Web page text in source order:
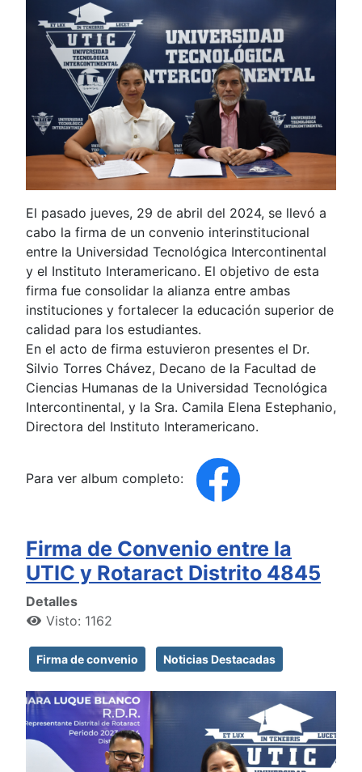
El pasado jueves, 29 de abril del 2024, se llevó a
cabo la firma de un convenio interinstitucional
entre la Universidad Tecnológica Intercontinental
y el Instituto Interamericano. El objetivo de esta
firma fue consolidar la alianza entre ambas
instituciones y fortalecer la educación superior de
calidad para los estudiantes.
En el acto de firma estuvieron presentes el Dr.
Silvio Torres Chávez, Decano de la Facultad de
Ciencias Humanas de la Universidad Tecnológica
Intercontinental, y la Sra. Camila Elena Estephanio,
Directora del Instituto Interamericano.
Para ver album completo:
Firma de Convenio entre la
UTIC y Rotaract Distrito 4845
Detalles
Visto: 1162
Firma de convenio Noticias Destacadas